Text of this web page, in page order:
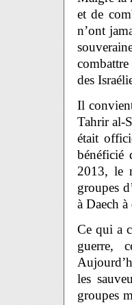
et de
n’ont
des
Il
Tahrir al-
était
bénéficié
2013, le
groupes
à Daech
Ce qui a
guerre,
les
groupes